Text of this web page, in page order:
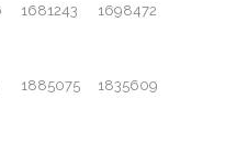
1681243 1698472
1885075 1835609